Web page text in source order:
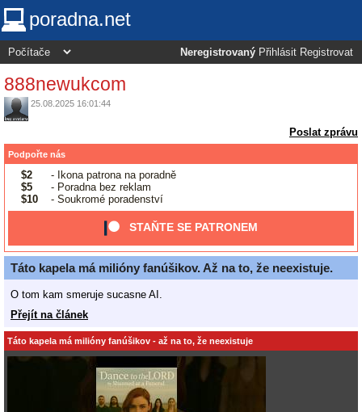
poradna.net
Neregistrovaný Přihlásit Registrovat
888newukcom
25.08.2025 16:01:44
Poslat zprávu
Podpořte nás
$2
- Ikona patrona na poradně
$5
- Poradna bez reklam
$10
- Soukromé poradenství
STAŇTE SE PATRONEM
Táto kapela má milióny fanúšikov. Až na to, že neexistuje.
O tom kam smeruje sucasne AI.
Přejít na článek
Táto kapela má milióny fanúšikov - až na to, že neexistuje